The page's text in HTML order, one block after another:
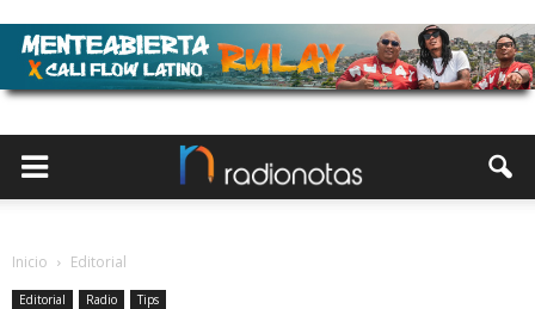
Inicio Editorial
Editorial Radio Tips